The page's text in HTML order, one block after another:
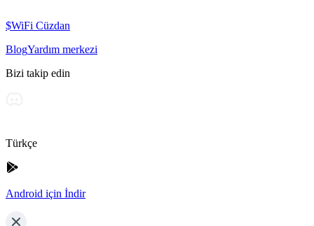
$WiFi Cüzdan
BlogYardım merkezi
Bizi takip edin
Türkçe
Android için İndir